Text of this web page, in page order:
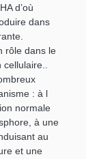
d’où
dans
rôle dans le
: à l
normale
à une
au
et une